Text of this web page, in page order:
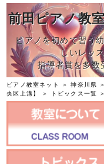
前田ピアノ教
ピアノを初めて習う
しいレッ
指導者賞を多数
ピアノ教室ネット ＞神奈川県
央区上溝】
＞ トピックス一覧